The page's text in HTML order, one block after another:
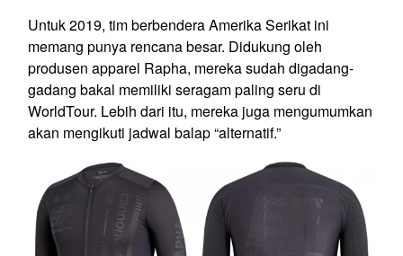
Untuk 2019, tim berbendera Amerika Serikat ini
memang punya rencana besar. Didukung oleh
produsen apparel Rapha, mereka sudah digadang-
gadang bakal memiliki seragam paling seru di
WorldTour. Lebih dari itu, mereka juga mengumumkan
akan mengikuti jadwal balap “alternatif.”